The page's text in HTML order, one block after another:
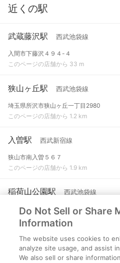
近くの駅
武蔵藤沢駅 西武池袋線
入間市下藤沢４９４-４
このページの店舗から 33 m
狭山ヶ丘駅 西武池袋線
埼玉県所沢市狭山ヶ丘一丁目2980
このページの店舗から 1.2 km
入曽駅 西武新宿線
狭山市南入曽５６７
このページの店舗から 1.9 km
稲荷山公園駅 西武池袋線
狭山市稲荷山１-１
このページの店舗から 3 km
入間市駅 西武池袋線
入間市河原町２-１
Do Not Sell or Share
Information
The website uses cookies to
analyze site usage, and assist
We also sell or share